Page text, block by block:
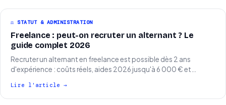
⚖️ STATUT & ADMINISTRATION
Freelance : peut-on recruter un alternant ? Le
guide complet 2026
Recruter un alternant en freelance est possible dès 2 ans
d'expérience : coûts réels, aides 2026 jusqu'à 6 000 € et…
Lire l'article →